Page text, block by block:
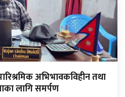
अभिभावकविहीन तथा
लागि समर्पण